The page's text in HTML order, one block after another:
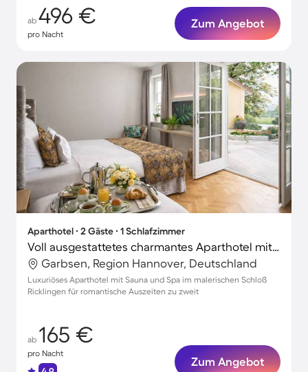
ab 496 €
pro Nacht
Zum Angebot
Aparthotel ∙ 2 Gäste ∙ 1 Schlafzimmer
Voll ausgestattetes charmantes Aparthotel mit Terrasse, Grill und Sauna | Gartenblick | Ideal für Homeoffice
Garbsen, Region Hannover, Deutschland
Luxuriöses Aparthotel mit Sauna und Spa im malerischen Schloß
Ricklingen für romantische Auszeiten zu zweit
ab 165 €
pro Nacht
Zum Angebot